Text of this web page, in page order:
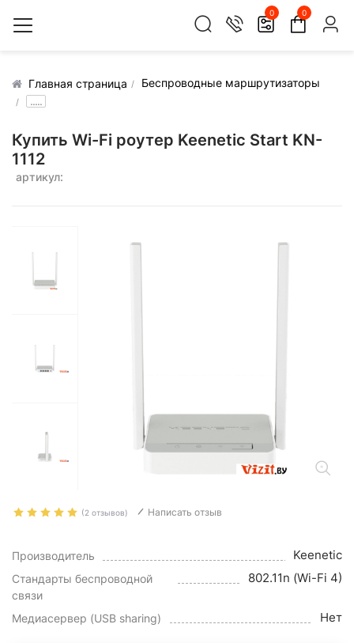
0 0
Главная страница
Беспроводные маршрутизаторы
.....
Купить Wi-Fi роутер Keenetic Start KN-
1112
артикул:
(2 отзывов) Написать отзыв
Производитель Keenetic
Стандарты беспроводной
связи
802.11n (Wi-Fi 4)
Медиасервер (USB sharing) Нет